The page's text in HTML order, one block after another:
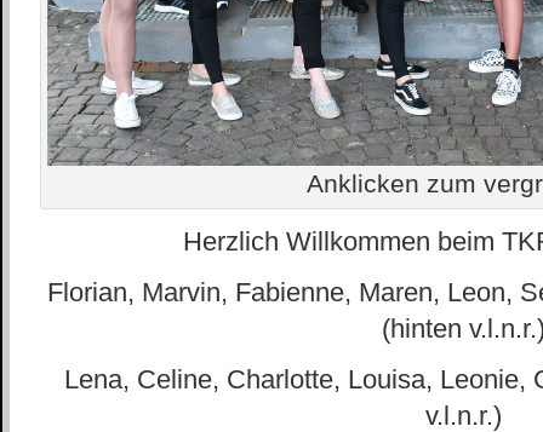
Anklicken zum
Herzlich Willkommen beim
Florian, Marvin, Fabienne, Maren, Leon,
(hinten
Lena, Celine, Charlotte, Louisa, Leonie,
v.l.n.r.)